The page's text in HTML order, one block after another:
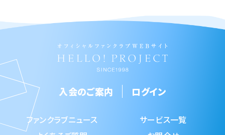
入会のご案内 ログイン
ファンクラブニュース
サービス一覧